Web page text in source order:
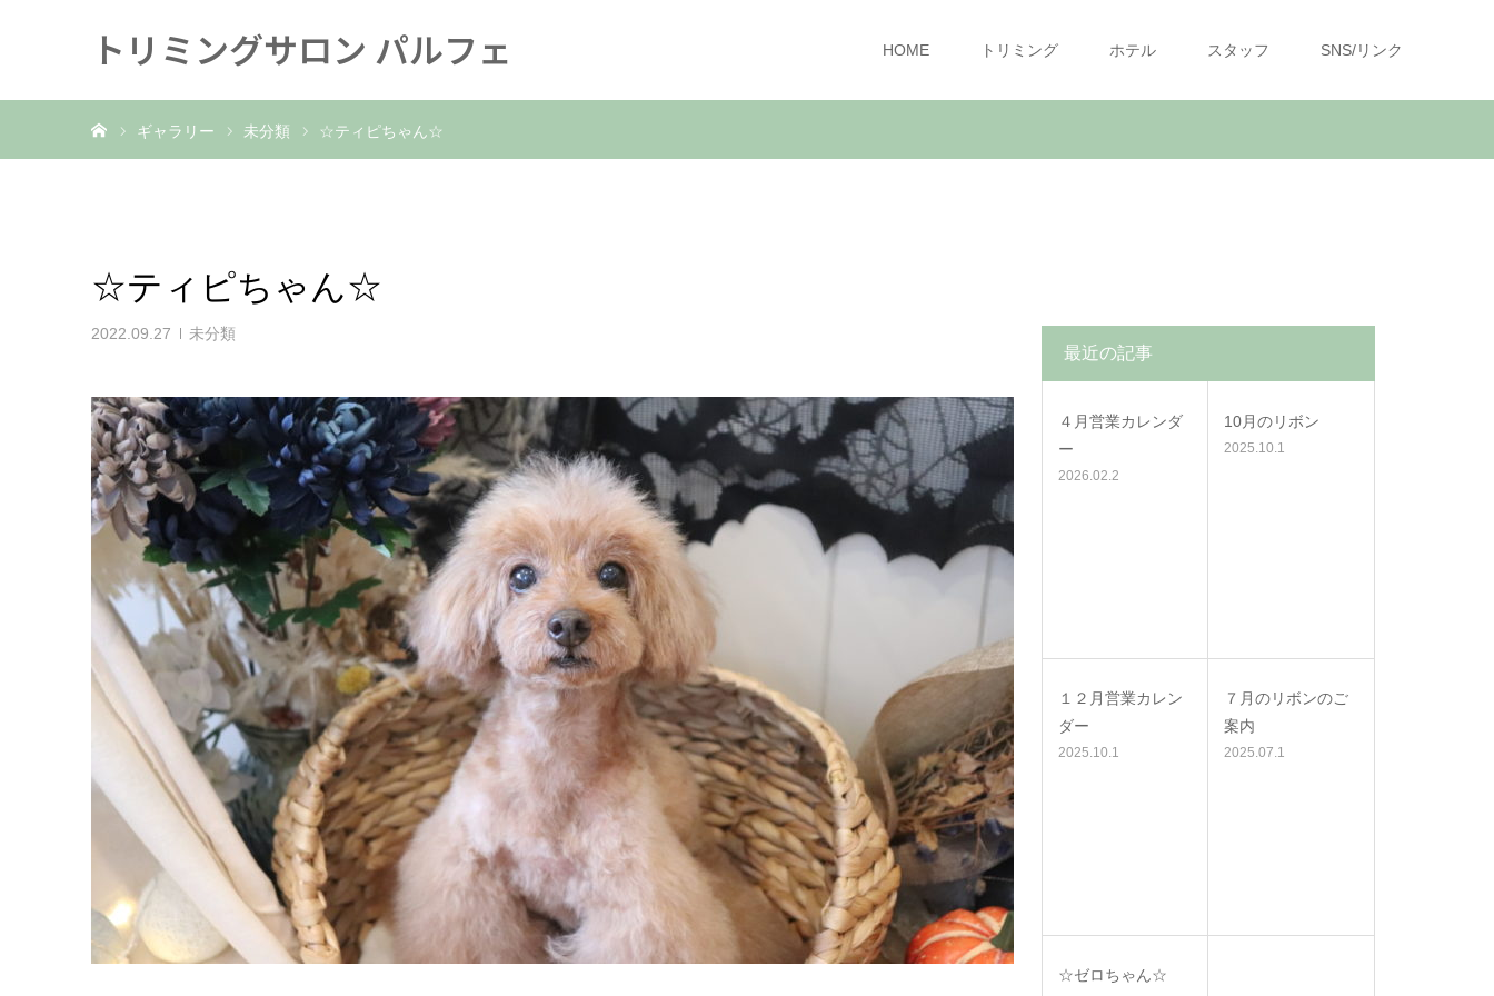
トリミングサロン パルフェ HOME トリミング ホテル スタッフ SNS/リンク
ギャラリー 未分類 ☆ティピちゃん☆
☆ティピちゃん☆
2022.09.27 未分類
最近の記事
４月営業カレンダ
ー
2026.02.2
10月のリボン
2025.10.1
１２月営業カレン
ダー
2025.10.1
７月のリボンのご
案内
2025.07.1
☆ゼロちゃん☆